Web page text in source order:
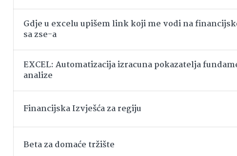
Gdje u excelu upišem link koji me vodi na
sa zse-a
EXCEL: Automatizacija izracuna pokazatelja
analize
Financijska Izvješća za regiju
Beta za domaće tržište